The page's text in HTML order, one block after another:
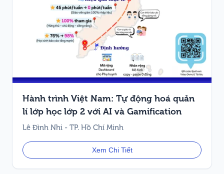
Hành trình Việt Nam: Tự động hoá quản
lí lớp học lớp 2 với AI và Gamification
Lê Đình Nhi - TP. Hồ Chí Minh
Xem Chi Tiết